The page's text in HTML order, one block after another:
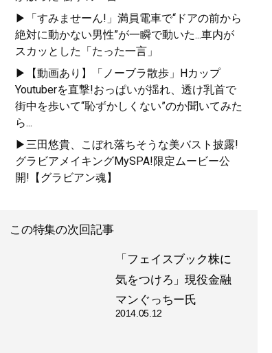
▶「すみませーん!」満員電車で“ドアの前から
絶対に動かない男性”が一瞬で動いた...車内が
スカッとした「たった一言」
▶【動画あり】「ノーブラ散歩」Hカップ
Youtuberを直撃!おっぱいが揺れ、透け乳首で
街中を歩いて“恥ずかしくない”のか聞いてみた
ら...
▶三田悠貴、こぼれ落ちそうな美バスト披露!
グラビアメイキングMySPA!限定ムービー公
開!【グラビアン魂】
この特集の次回記事
「フェイスブック株に
気をつけろ」現役金融
マンぐっちー氏
2014.05.12